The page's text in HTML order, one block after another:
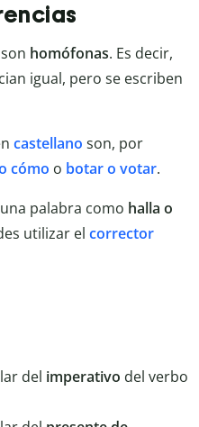
homófonas. Es decir,
igual, pero se escriben
castellano son, por
cómo o botar o votar.
palabra como halla o
utilizar el corrector
del imperativo del verbo